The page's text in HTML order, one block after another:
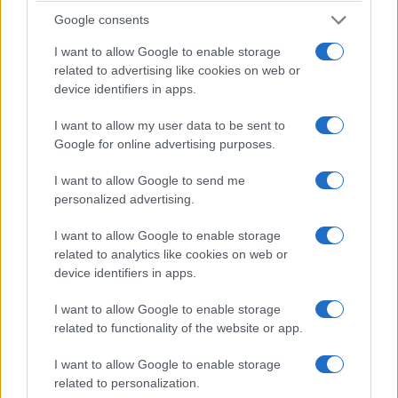
Google consents
I want to allow Google to enable storage
related to advertising like cookies on web or
device identifiers in apps.
I want to allow my user data to be sent to
Google for online advertising purposes.
I want to allow Google to send me
personalized advertising.
I want to allow Google to enable storage
related to analytics like cookies on web or
device identifiers in apps.
I want to allow Google to enable storage
related to functionality of the website or app.
I want to allow Google to enable storage
related to personalization.
vorrebbero esserlo. Per ora no, perché comunque
si muovono nella politica americana, in un
contesto fortemente liberale e decentrato, molto
più che nei più liberi Paesi europei. E quindi
devono limitarsi a proporre quel che si può
introdurre subito, considerando gli attuali rapporti
rivoluzione comunista. Lo dicono e lo scrivono
apertamente.